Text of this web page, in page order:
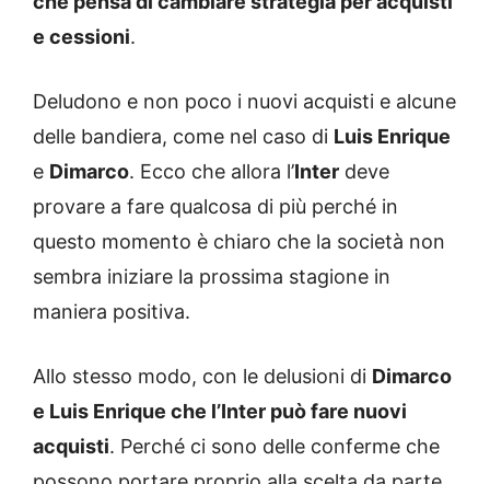
e cessioni.
Deludono e non poco i nuovi acquisti e alcune
delle bandiera, come nel caso di Luis Enrique
e Dimarco. Ecco che allora l’Inter deve
provare a fare qualcosa di più perché in
questo momento è chiaro che la società non
sembra iniziare la prossima stagione in
maniera positiva.
Allo stesso modo, con le delusioni di Dimarco
e Luis Enrique che l’Inter può fare nuovi
acquisti. Perché ci sono delle conferme che